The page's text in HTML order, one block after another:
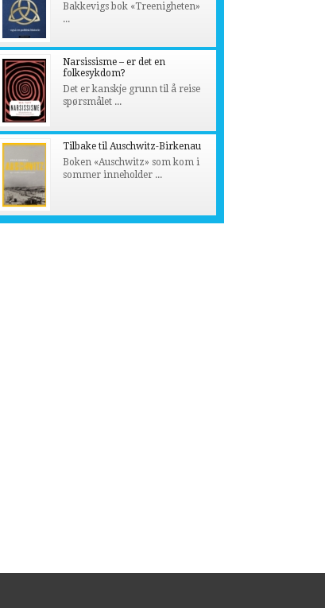
Bakkevigs bok «Treenigheten»
...
Narsissisme – er det en
folkesykdom?
Det er kanskje grunn til å reise
spørsmålet ...
Tilbake til Auschwitz-Birkenau
Boken «Auschwitz» som kom i
sommer inneholder ...